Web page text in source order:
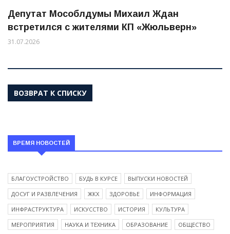
Депутат Мособлдумы Михаил Ждан
встретился с жителями КП «Жюльверн»
31.07.2026
ВОЗВРАТ К СПИСКУ
ВРЕМЯ НОВОСТЕЙ
БЛАГОУСТРОЙСТВО БУДЬ В КУРСЕ
ВЫПУСКИ НОВОСТЕЙ
ДОСУГ И РАЗВЛЕЧЕНИЯ
ЖКХ ЗДОРОВЬЕ
ИНФОРМАЦИЯ
ИНФРАСТРУКТУРА
ИСКУССТВО ИСТОРИЯ
КУЛЬТУРА
МЕРОПРИЯТИЯ
НАУКА И ТЕХНИКА ОБРАЗОВАНИЕ
ОБЩЕСТВО